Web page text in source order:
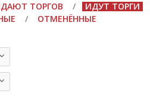
ТОРГОВ /
ИДУТ ТОРГИ
/ ОТМЕНЁННЫЕ